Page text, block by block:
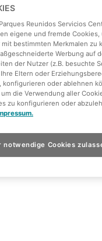
unweit von Berlin, ist
sich in der
ist die ehemalige
Reunidos Servicios
eigene und fremde
bestimmten Merkmalen zu
Werbung auf
der Nutzer (z.B. besuchte
Eltern oder
oder ablehnen
die Verwendung aller
zu konfigurieren oder
notwendige Cookies